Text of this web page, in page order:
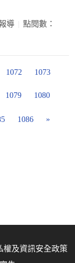
導
點閱數：
1072 1073
1079 1080
1086 »
權及資訊安全政策